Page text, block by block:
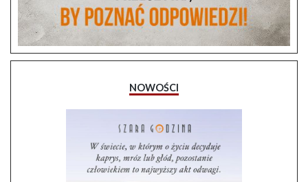
NOWOŚCI